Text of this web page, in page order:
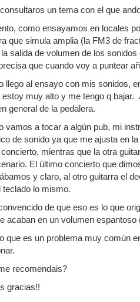
un tema con el que
como ensayamos en locales
que simula amplia (la FM3 de
la salida de volumen de los
que cuando voy a puntear
llego al ensayo con mis sonidos,
estoy muy alto y me tengo q bajar.
general de la pedalera.
vamos a tocar a algún pub, mi
de sonido ya que me ajusta en
mientras que la otra
El último concierto que
y claro, al otro guitarra el
teclado lo mismo.
de que eso es lo que
acaban en un volumen
que es un problema muy común
recomendais?
gracias!!